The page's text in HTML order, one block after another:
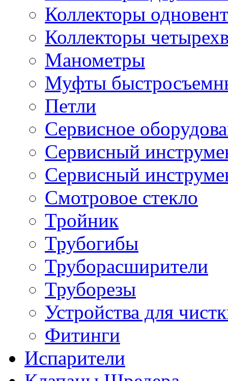
Коллекторы
Коллекторы
Манометры
Муфты
Петли
Сервисное
Сервисный
Сервисный
Смотровое стекло
Тройник
Трубогибы
Труборасширители
Труборезы
Устройства для
Фитинги
Испарители